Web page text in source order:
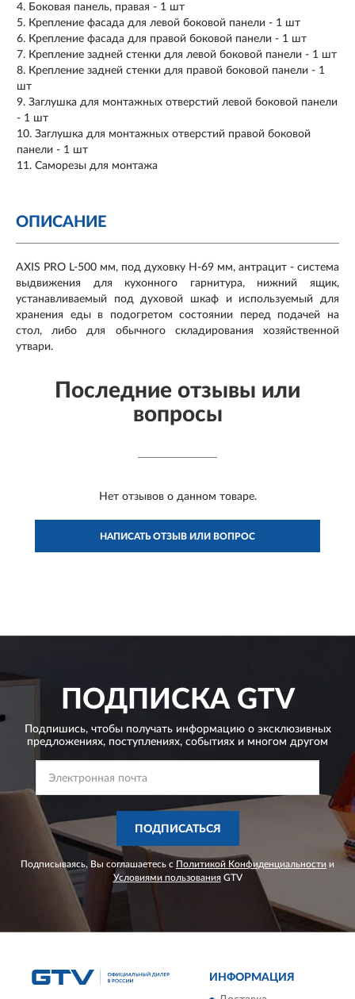
Боковая панель, правая - 1 шт
Крепление фасада для левой боковой панели - 1 шт
Крепление фасада для правой боковой панели - 1 шт
Крепление задней стенки для левой боковой панели - 1 шт
Крепление задней стенки для правой боковой панели - 1
шт
Заглушка для монтажных отверстий левой боковой панели
- 1 шт
Заглушка для монтажных отверстий правой боковой
панели - 1 шт
Саморезы для монтажа
ОПИСАНИЕ
AXIS PRO L-500 мм, под духовку H-69 мм, антрацит - система
выдвижения для кухонного гарнитура, нижний ящик,
устанавливаемый под духовой шкаф и используемый для
хранения еды в подогретом состоянии перед подачей на
стол, либо для обычного складирования хозяйственной
утвари.
Последние отзывы или
вопросы
Нет отзывов о данном товаре.
НАПИСАТЬ ОТЗЫВ ИЛИ ВОПРОС
ПОДПИСКАGTV
Подпишись, чтобы получать информацию о эксклюзивных
предложениях, поступлениях, событиях и многом другом
ПОДПИСАТЬСЯ
Подписываясь, Вы соглашаетесь с Политикой Конфиденциальности и
Условиями пользованияGTV
ИНФОРМАЦИЯ